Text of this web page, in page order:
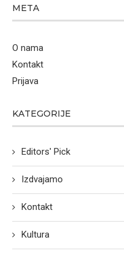
META
O nama
Kontakt
Prijava
KATEGORIJE
Editors' Pick
Izdvajamo
Kontakt
Kultura